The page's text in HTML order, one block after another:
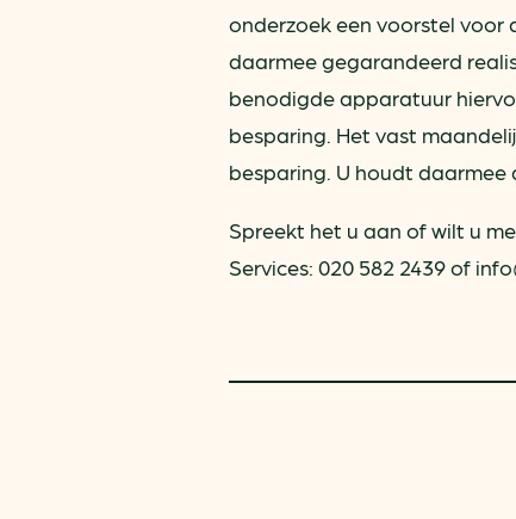
onderzoek een voorstel voor
daarmee gegarandeerd
benodigde apparatuur
besparing. Het vast
besparing. U houdt daarmee
Spreekt het u aan of wilt u
Services: 020 582 2439 of